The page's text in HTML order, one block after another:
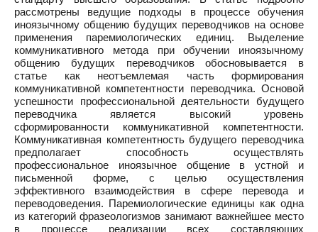
рассмотрены ведущие подходы в процессе обучения
иноязычному общению будущих переводчиков на основе
применения паремиологических единиц. Выделение
коммуникативного метода при обучении иноязычному
общению будущих переводчиков обосновывается в
статье как неотъемлемая часть формирования
коммуникативной компетентности переводчика. Основой
успешности профессиональной деятельности будущего
переводчика является высокий уровень
сформированности коммуникативной компетентности.
Коммуникативная компетентность будущего переводчика
предполагает способность осуществлять
профессиональное иноязычное общение в устной и
письменной форме, с целью осуществления
эффективного взаимодействия в сфере перевода и
переводоведения. Паремиологические единицы как одна
из категорий фразеологизмов занимают важнейшее место
в процессе реализации всех составляющих